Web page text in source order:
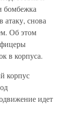
бомбежка
атаку, снова
Об этом
в корпуса.
корпус
идет